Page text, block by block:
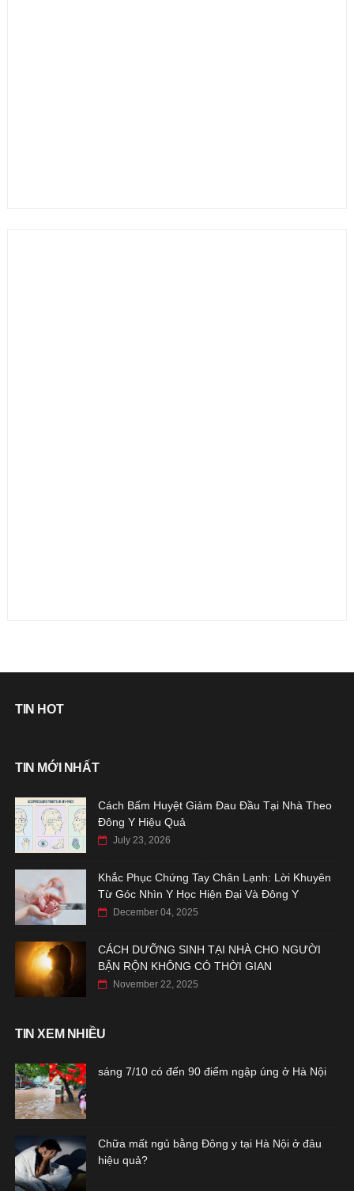
TIN HOT
TIN MỚI NHẤT
Cách Bấm Huyệt Giảm Đau Đầu Tại Nhà Theo
Đông Y Hiệu Quả
July 23, 2026
Khắc Phục Chứng Tay Chân Lạnh: Lời Khuyên
Từ Góc Nhìn Y Học Hiện Đại Và Đông Y
December 04, 2025
CÁCH DƯỠNG SINH TẠI NHÀ CHO NGƯỜI
BẬN RỘN KHÔNG CÓ THỜI GIAN
November 22, 2025
TIN XEM NHIỀU
sáng 7/10 có đến 90 điểm ngập úng ở Hà Nội
Chữa mất ngủ bằng Đông y tại Hà Nội ở đâu
hiệu quả?